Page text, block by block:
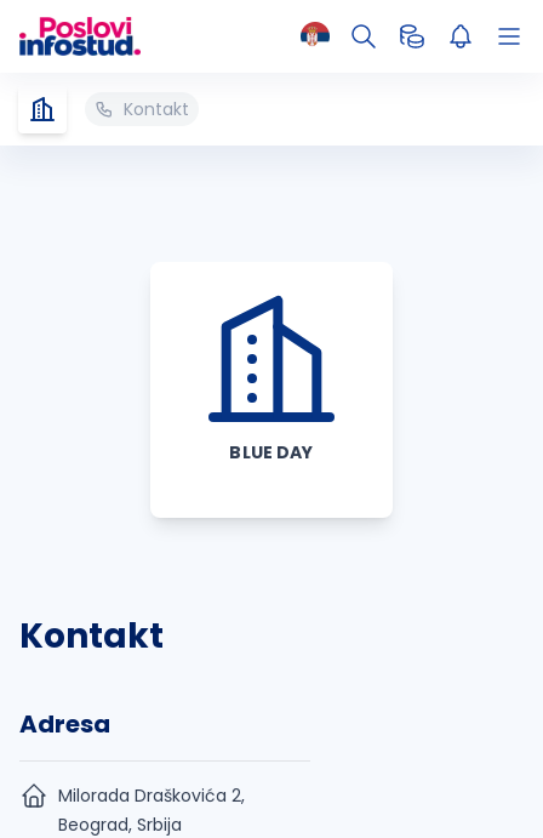
Kontakt
BLUE DAY
Kontakt
Adresa
Milorada Draškovića 2,
Beograd, Srbija